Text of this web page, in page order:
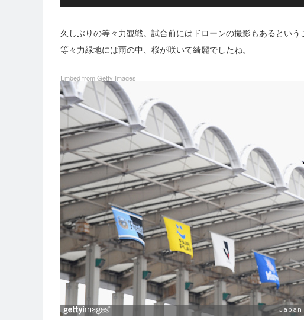
久しぶりの等々力観戦。試合前にはドローンの撮影もあるという
等々力緑地には雨の中、桜が咲いて綺麗でしたね。
Embed from Getty Images